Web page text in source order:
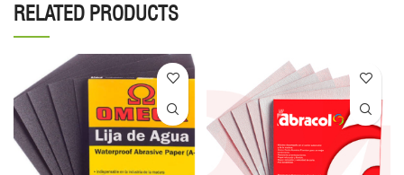
RELATED PRODUCTS